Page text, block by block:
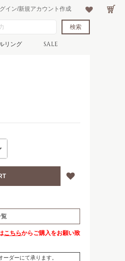
リング SALE
こちらからご購入をお願い致
ダーにて承ります。
イン/新規アカウント作成